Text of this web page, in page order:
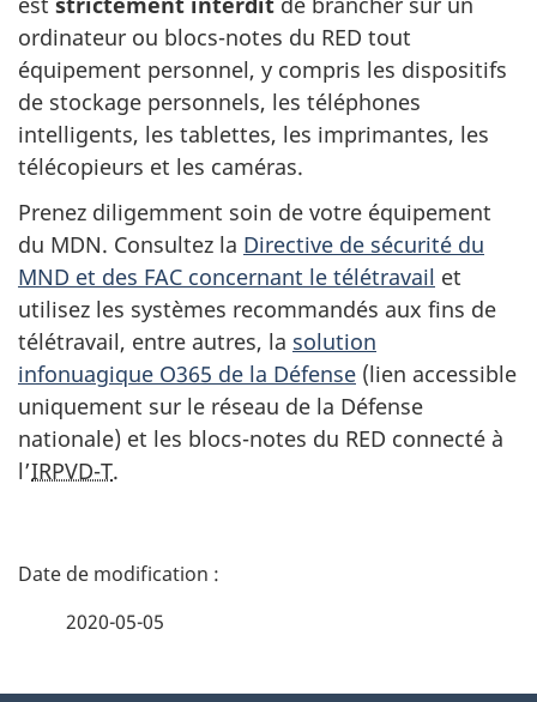
ordinateur ou blocs-notes du RED tout
équipement personnel, y compris les dispositifs
de stockage personnels, les téléphones
intelligents, les tablettes, les imprimantes, les
télécopieurs et les caméras.
Prenez diligemment soin de votre équipement
du MDN. Consultez la Directive de sécurité du
MND et des FAC concernant le télétravail et
utilisez les systèmes recommandés aux fins de
télétravail, entre autres, la solution
infonuagique O365 de la Défense (lien accessible
uniquement sur le réseau de la Défense
nationale) et les blocs-notes du RED connecté à
l’IRPVD-T.
D
2020-05-05